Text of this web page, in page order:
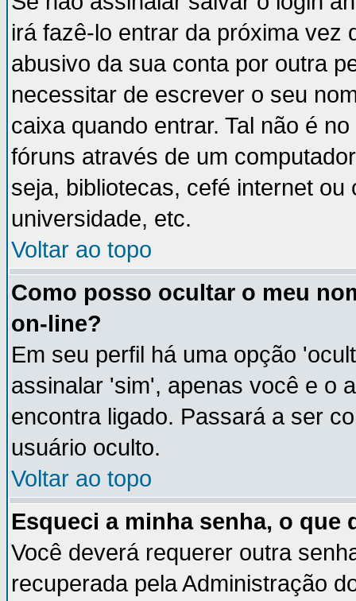
irá fazê-lo entrar da próxima vez
abusivo da sua conta por outra
necessitar de escrever o seu
caixa quando entrar. Tal não é
fóruns através de um
seja, bibliotecas, cefé internet
universidade, etc.
Voltar ao topo
Como posso ocultar o meu
on-line?
Em seu perfil há uma opção
assinalar 'sim', apenas você e o
encontra ligado. Passará a ser
usuário oculto.
Voltar ao topo
Esqueci a minha senha, o que
Você deverá requerer outra
recuperada pela Administração